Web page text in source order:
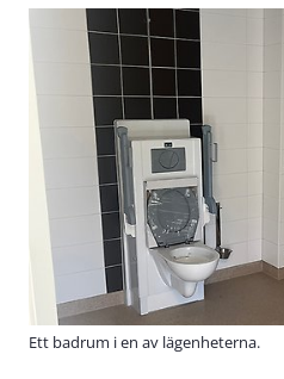
Ett badrum i en av lägenheterna.